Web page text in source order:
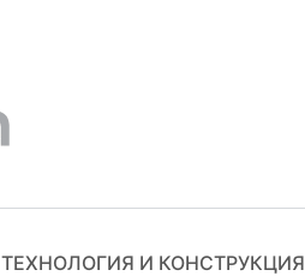
ТЕХНОЛОГИЯ И КОНСТРУКЦИЯ